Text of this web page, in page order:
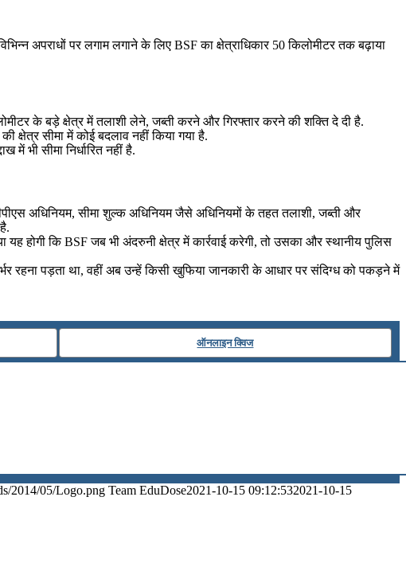
अपराधों पर लगाम लगाने के लिए BSF का क्षेत्राधिकार 50 किलोमीटर तक बढ़ाया
के बड़े क्षेत्र में तलाशी लेने, जब्ती करने और गिरफ्तार करने की शक्ति दे दी है.
क्षेत्र सीमा में कोई बदलाव नहीं किया गया है.
में भी सीमा निर्धारित नहीं है.
अधिनियम, सीमा शुल्क अधिनियम जैसे अधिनियमों के तहत तलाशी, जब्ती और
होगी कि BSF जब भी अंदरुनी क्षेत्र में कार्रवाई करेगी, तो उसका और स्थानीय पुलिस
पड़ता था, वहीं अब उन्हें किसी खुफिया जानकारी के आधार पर संदिग्ध को पकड़ने में
ऑनलाइन क्विज
2014/05/Logo.png Team EduDose2021-10-15 09:12:532021-10-15